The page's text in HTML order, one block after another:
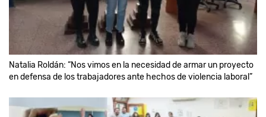
Natalia Roldán: “Nos vimos en la necesidad de armar un proyecto
en defensa de los trabajadores ante hechos de violencia laboral”